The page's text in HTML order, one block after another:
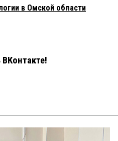
в Омской области